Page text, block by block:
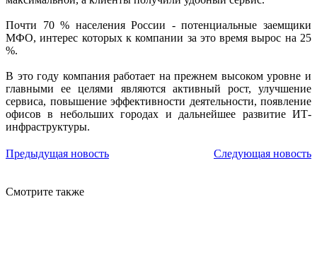
Почти 70 % населения России - потенциальные заемщики
МФО, интерес которых к компании за это время вырос на 25
%.
В это году компания работает на прежнем высоком уровне и
главными ее целями являются активный рост, улучшение
сервиса, повышение эффективности деятельности, появление
офисов в небольших городах и дальнейшее развитие ИТ-
инфраструктуры.
Предыдущая новость Следующая новость
Смотрите также